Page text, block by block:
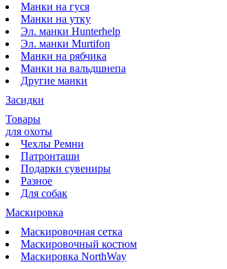
Манки на гуся
Манки на утку
Эл. манки Hunterhelp
Эл. манки Murtifon
Манки на рябчика
Манки на вальдшнепа
Другие манки
Засидки
Товары
для охоты
Чехлы Ремни
Патронташи
Подарки сувениры
Разное
Для собак
Маскировка
Маскировочная сетка
Маскировочный костюм
Маскировка NorthWay